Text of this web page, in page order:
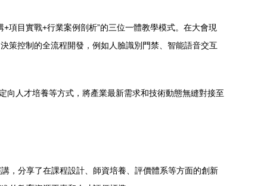
項目實戰+行業案例剖析”的三位一體教學模式。在大會現
策控制的全流程開發，例如人臉識別門禁、智能語音交互
向人才培養等方式，將產業最新需求和技術動態無縫對接至
，分享了在課程設計、師資培養、評價體系等方面的創新